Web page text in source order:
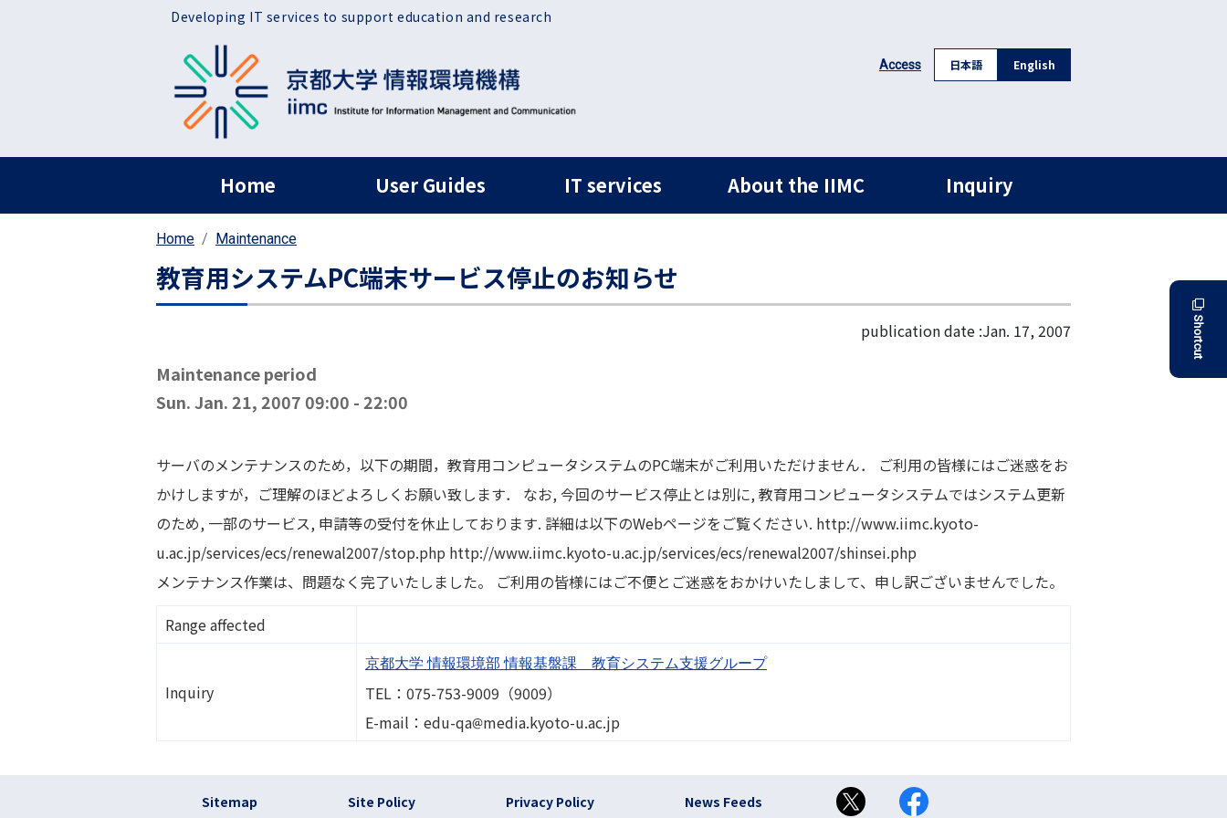
Developing IT services to support education and research
Access 日本語 English
ヘッダー グローバルナビ
Home User Guides IT services About the IIMC Inquiry
Home Maintenance
教育用システムPC端末サービス停止のお知らせ
publication date :Jan. 17, 2007
Maintenance period
Sun. Jan. 21, 2007 09:00 - 22:00
サーバのメンテナンスのため，以下の期間，教育用コンピュータシステムのPC端末がご利用いただけません． ご利用の皆様にはご迷惑をお
かけしますが，ご理解のほどよろしくお願い致します． なお, 今回のサービス停止とは別に, 教育用コンピュータシステムではシステム更新
のため, 一部のサービス, 申請等の受付を休止しております. 詳細は以下のWebページをご覧ください. http://www.iimc.kyoto-
u.ac.jp/services/ecs/renewal2007/stop.php http://www.iimc.kyoto-u.ac.jp/services/ecs/renewal2007/shinsei.php
メンテナンス作業は、問題なく完了いたしました。 ご利用の皆様にはご不便とご迷惑をおかけいたしまして、申し訳ございませんでした。
Range affected
Inquiry
京都大学 情報環境部 情報基盤課 教育システム支援グループ
TEL：075-753-9009（9009）
E-mail：edu-qaImage
media.kyoto-u.ac.jp
Shortcut
フッター リンク(en)
Sitemap Site Policy Privacy Policy News Feeds